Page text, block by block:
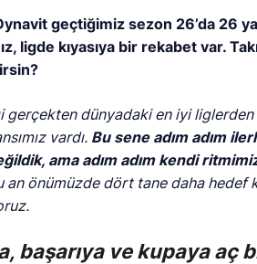
geçtiğimiz sezon 26’da 26
ligde kıyasıya bir rekabet var.
gerçekten dünyadaki en iyi liglerden
vardı. Bu sene adım adım
ama adım adım kendi
an önümüzde dört tane daha hedef
başarıya ve kupaya aç